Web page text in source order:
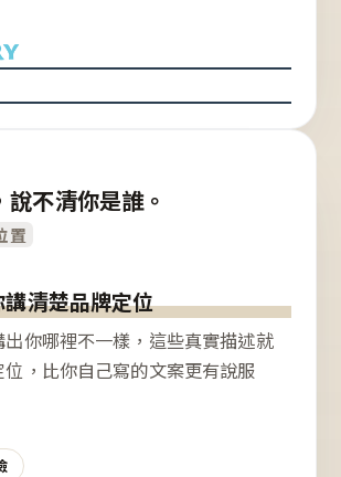
不清你是誰。
置
清楚品牌定位
你哪裡不一樣，這些真實描述就
，比你自己寫的文案更有說服